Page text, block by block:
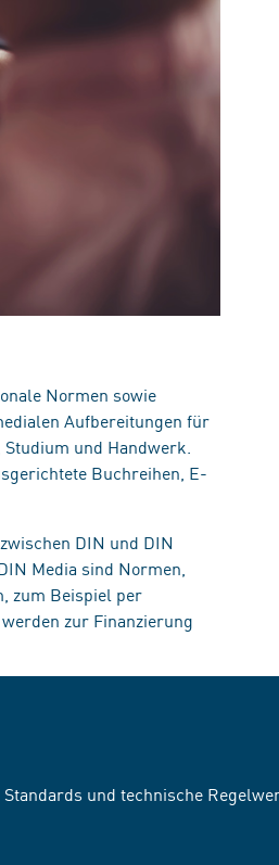
Normen sowie
Aufbereitungen für
und Handwerk.
Buchreihen, E-
DIN und DIN
Media sind Normen,
zum Beispiel per
zur Finanzierung
und technische